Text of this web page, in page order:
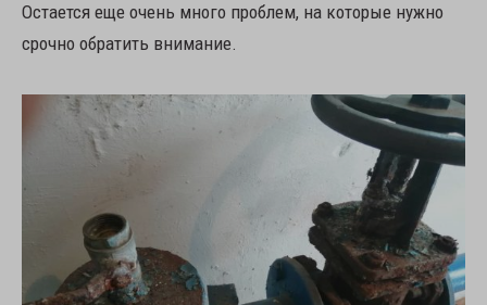
Остается еще очень много проблем, на которые нужно
срочно обратить внимание.